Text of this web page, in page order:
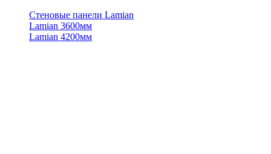
Стеновые панели Lamian
Lamian 3600мм
Lamian 4200мм